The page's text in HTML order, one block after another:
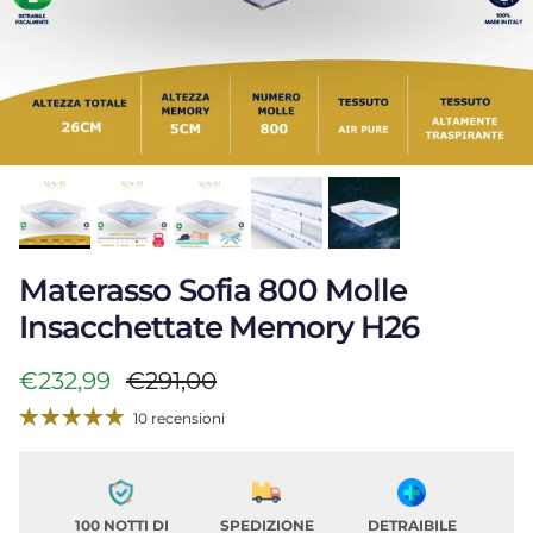
Materasso Sofia 800 Molle
Insacchettate Memory H26
Prezzo di vendita
€232,99 Prezzo normale
€291,00
10 recensioni
100 NOTTI DI
SPEDIZIONE
DETRAIBILE